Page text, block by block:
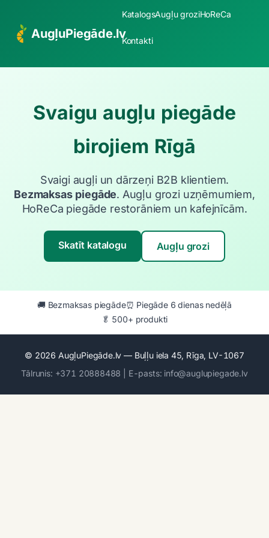
AugļuPiegāde.lv
KatalogsAugļu groziHoReCa
Kontakti
Svaigu augļu piegāde
birojiem Rīgā
Svaigi augļi un dārzeņi B2B klientiem.
Bezmaksas piegāde. Augļu grozi uzņēmumiem,
HoReCa piegāde restorāniem un kafejnīcām.
Skatīt katalogu Augļu grozi
🚚 Bezmaksas piegāde⏰ Piegāde 6 dienas nedēļā
🥬 500+ produkti
© 2026 AugļuPiegāde.lv — Buļļu iela 45, Rīga, LV-1067
Tālrunis: +371 20888488 | E-pasts: info@auglupiegade.lv